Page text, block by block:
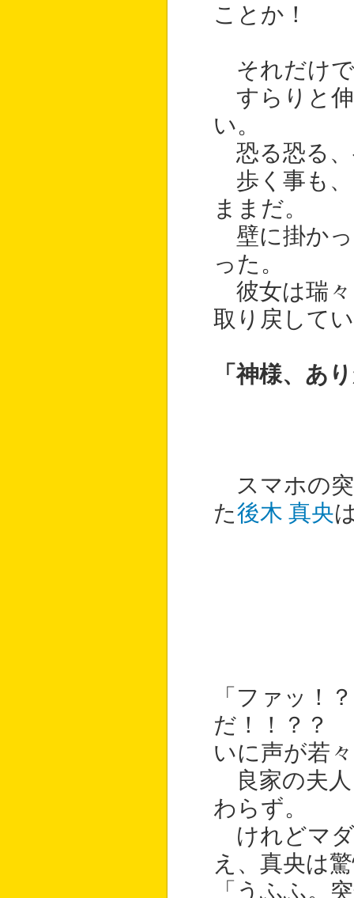
ことか！
それだけ
すらりと伸
い。
恐る恐る、
歩く事も、
ままだ。
壁に掛かっ
った。
彼女は瑞々
取り戻して
「神様、あ
スマホの突
た後木 真央
「ファッ！
だ！！？？
いに声が若
良家の夫人
わらず。
けれどマダ
え、真央は
「うふふ。